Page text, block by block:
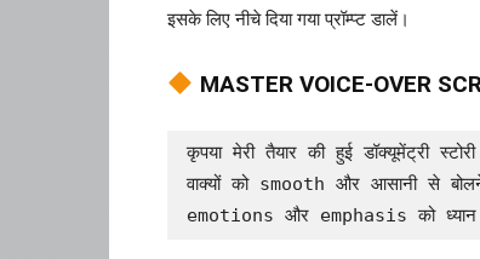
इसके लिए नीचे दिया गया प्रॉम्प्ट डालें।
MASTER VOICE-OVER
कृपया मेरी तैयार की हुई
वाक्यों को smooth और आसानी से
emotions और emphasis को